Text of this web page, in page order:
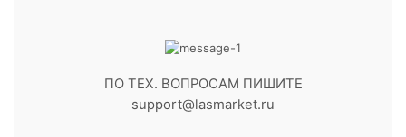
ПО ТЕХ. ВОПРОСАМ ПИШИТЕ
support@lasmarket.ru